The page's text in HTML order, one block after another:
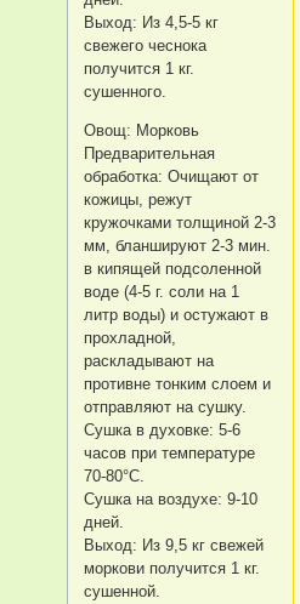
Выход: Из 4,5-5 кг
свежего чеснока
получится 1 кг.
сушенного.
Овощ: Морковь
Предварительная
обработка: Очищают от
кожицы, режут
кружочками толщиной 2-3
мм, бланшируют 2-3 мин.
в кипящей подсоленной
воде (4-5 г. соли на 1
литр воды) и остужают в
прохладной,
раскладывают на
противне тонким слоем и
отправляют на сушку.
Сушка в духовке: 5-6
часов при температуре
70-80°C.
Сушка на воздухе: 9-10
дней.
Выход: Из 9,5 кг свежей
моркови получится 1 кг.
сушенной.